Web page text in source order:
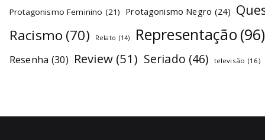
Protagonismo Feminino (21) Protagonismo Negro (24)
Racismo (70) Relato (14) Representação (96)
Resenha (30) Review (51) Seriado (46) televisão (16)